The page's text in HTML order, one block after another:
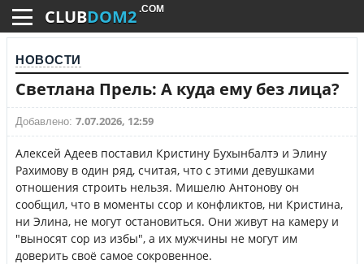
CLUBDOM2 .COM
НОВОСТИ
Светлана Прель: А куда ему без лица?
Добавлено: 7.07.2026, 12:59
Алексей Адеев поставил Кристину Бухынбалтэ и Элину
Рахимову в один ряд, считая, что с этими девушками
отношения строить нельзя. Мишелю Антонову он
сообщил, что в моменты ссор и конфликтов, ни Кристина,
ни Элина, не могут остановиться. Они живут на камеру и
"выносят сор из избы", а их мужчины не могут им
доверить своё самое сокровенное.